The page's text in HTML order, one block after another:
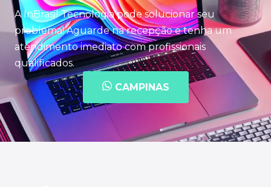
A InBrasil Tecnologia pode solucionar seu
problema! Aguarde na recepção e tenha um
atendimento imediato com profissionais
qualificados.
CAMPINAS